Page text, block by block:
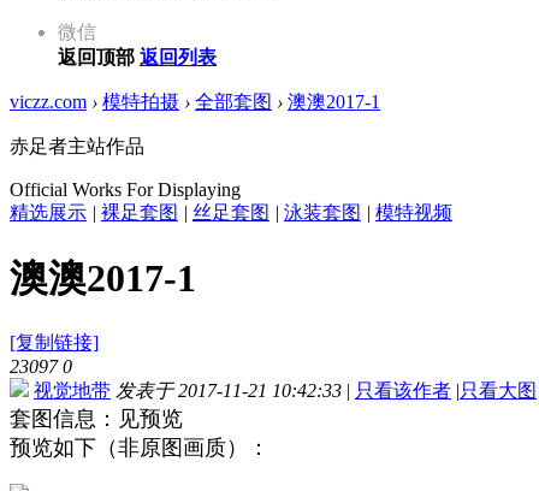
微信
返回顶部 返回列表
viczz.com › 模特拍摄 › 全部套图 › 澳澳2017-1
赤足者主站作品
Official Works For Displaying
精选展示 | 裸足套图 | 丝足套图 | 泳装套图 | 模特视频
澳澳2017-1
[复制链接]
23097 0
视觉地带 发表于 2017-11-21 10:42:33 | 只看该作者 |只看大图
套图信息：见预览
预览如下（非原图画质）：